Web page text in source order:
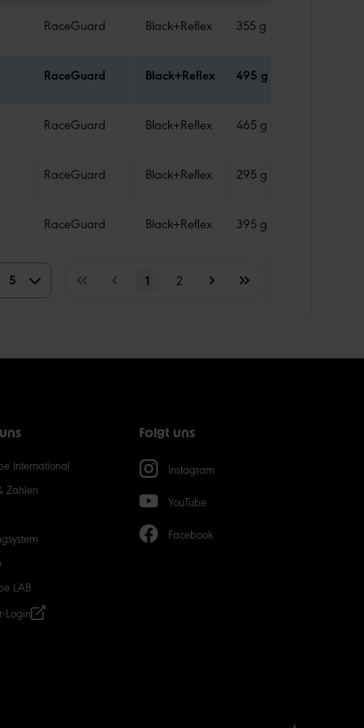
RaceGuard Black+Reflex 355 g
RaceGuard Black+Reflex 495 g
RaceGuard Black+Reflex 465 g
RaceGuard Black+Reflex 295 g
RaceGuard Black+Reflex 395 g
5 5
50
1 2
International
Zahlen
LAB
Login
Folgt uns
Instagram
YouTube
Facebook